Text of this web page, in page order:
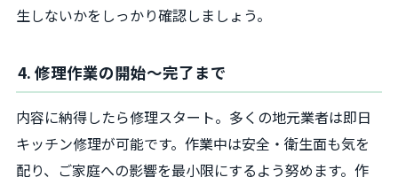
生しないかをしっかり確認しましょう。
4. 修理作業の開始〜完了まで
内容に納得したら修理スタート。多くの地元業者は即日
キッチン修理が可能です。作業中は安全・衛生面も気を
配り、ご家庭への影響を最小限にするよう努めます。作